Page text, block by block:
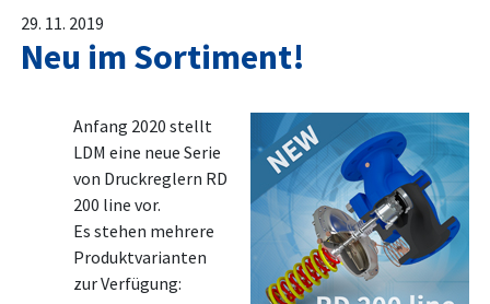
29. 11. 2019
Neu im Sortiment!
Anfang 2020 stellt
LDM eine neue Serie
von Druckreglern RD
200 line vor.
Es stehen mehrere
Produktvarianten
zur Verfügung: